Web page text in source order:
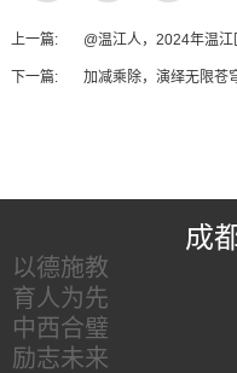
上一篇: @温江人，2024年温
下一篇: 加减乘除，演绎无限
成
以德施教
育人为先
中西合璧
励志未来